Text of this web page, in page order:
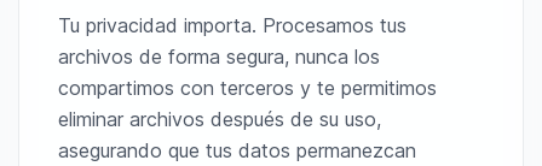
Tu privacidad importa. Procesamos tus
archivos de forma segura, nunca los
compartimos con terceros y te permitimos
eliminar archivos después de su uso,
asegurando que tus datos permanezcan